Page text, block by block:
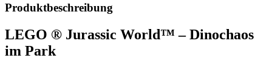
Produktbeschreibung
LEGO ® Jurassic World™ – Dinochaos
im Park